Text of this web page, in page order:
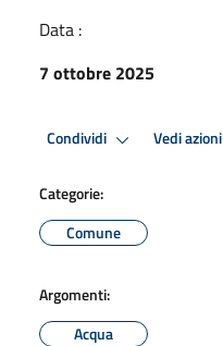
Data :
7 ottobre 2025
Condividi Vedi azioni
Categorie:
Comune
Argomenti:
Acqua